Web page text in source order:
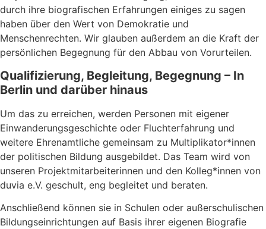
durch ihre biografischen Erfahrungen einiges zu sagen
haben über den Wert von Demokratie und
Menschenrechten. Wir glauben außerdem an die Kraft der
persönlichen Begegnung für den Abbau von Vorurteilen.
Qualifizierung, Begleitung, Begegnung – In
Berlin und darüber hinaus
Um das zu erreichen, werden Personen mit eigener
Einwanderungsgeschichte oder Fluchterfahrung und
weitere Ehrenamtliche gemeinsam zu Multiplikator*innen
der politischen Bildung ausgebildet. Das Team wird von
unseren Projektmitarbeiterinnen und den Kolleg*innen von
duvia e.V. geschult, eng begleitet und beraten.
Anschließend können sie in Schulen oder außerschulischen
Bildungseinrichtungen auf Basis ihrer eigenen Biografie